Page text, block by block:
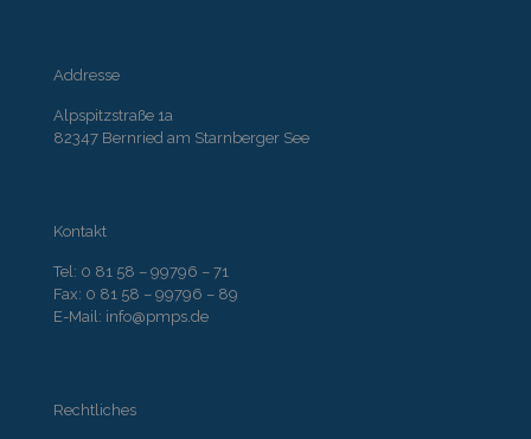
Addresse
Alpspitzstraße 1a
82347 Bernried am Starnberger See
Kontakt
Tel: 0 81 58 – 99796 – 71
Fax: 0 81 58 – 99796 – 89
E-Mail: info@pmps.de
Rechtliches